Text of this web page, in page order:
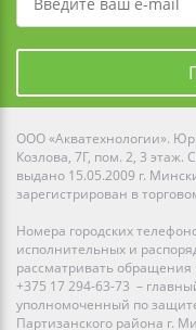
ООО «Акватехнологии».
Козлова, 7Г, пом. 2, 3
выдано 15.05.2009 г.
зарегистрирован в
Номера городских
исполнительных и
рассматривать обращения
+375 17 294-63-73 –
уполномоченный по
Партизанского района г.